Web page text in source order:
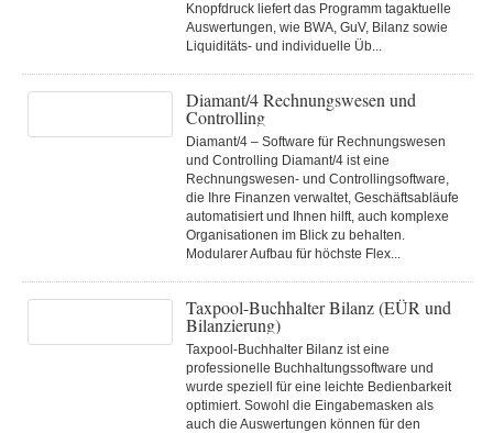
Knopfdruck liefert das Programm tagaktuelle
Auswertungen, wie BWA, GuV, Bilanz sowie
Liquiditäts- und individuelle Üb...
Diamant/4 Rechnungswesen und
Controlling
Diamant/4 – Software für Rechnungswesen
und Controlling Diamant/4 ist eine
Rechnungswesen- und Controllingsoftware,
die Ihre Finanzen verwaltet, Geschäftsabläufe
automatisiert und Ihnen hilft, auch komplexe
Organisationen im Blick zu behalten.
Modularer Aufbau für höchste Flex...
Taxpool-Buchhalter Bilanz (EÜR und
Bilanzierung)
Taxpool-Buchhalter Bilanz ist eine
professionelle Buchhaltungssoftware und
wurde speziell für eine leichte Bedienbarkeit
optimiert. Sowohl die Eingabemasken als
auch die Auswertungen können für den